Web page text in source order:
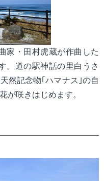
家・田村虎蔵が作曲した
。道の駅神話の里白うさ
然記念物｢ハマナス｣の自
が咲きはじめます。